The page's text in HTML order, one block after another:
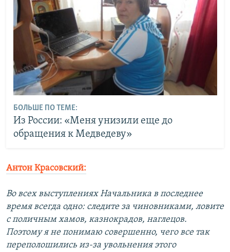
БОЛЬШЕ ПО ТЕМЕ:
Из России: «Меня унизили еще до
обращения к Медведеву»
Антон Красовский:
Во всех выступлениях Начальника в последнее
время всегда одно: следите за чиновниками, ловите
с поличным хамов, казнокрадов, наглецов.
Поэтому я не понимаю совершенно, чего все так
переполошились из-за увольнения этого